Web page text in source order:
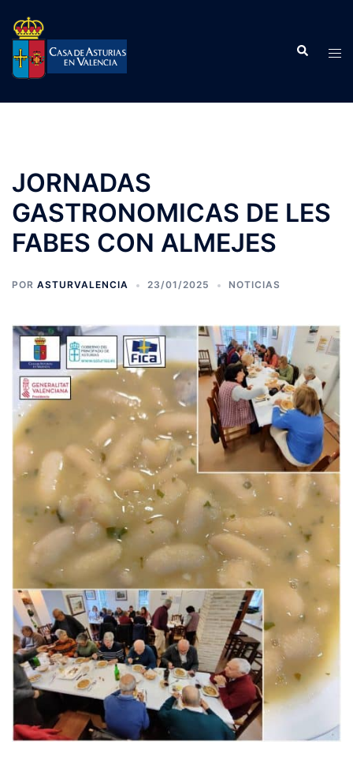
contenido
Buscar
JORNADAS
GASTRONOMICAS DE LES
FABES CON ALMEJES
POR ASTURVALENCIA 23/01/2025 NOTICIAS